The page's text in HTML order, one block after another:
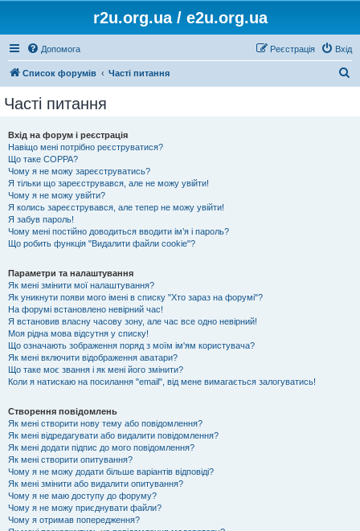
r2u.org.ua / e2u.org.ua
Допомога Вхід
Реєстрація
Список форумів Часті питання
Часті питання
Вхід на форум і реєстрація
Навіщо мені потрібно реєструватися?
Що таке COPPA?
Чому я не можу зареєструватись?
Я тільки що зареєструвався, але не можу увійти!
Чому я не можу увійти?
Я колись зареєструвався, але тепер не можу увійти!
Я забув пароль!
Чому мені постійно доводиться вводити ім’я і пароль?
Що робить функція "Видалити файли cookie"?
Параметри та налаштування
Як мені змінити мої налаштування?
Як уникнути появи мого імені в списку "Хто зараз на форумі"?
На форумі встановлено невірний час!
Я встановив власну часову зону, але час все одно невірний!
Моя рідна мова відсутня у списку!
Що означають зображення поряд з моїм ім'ям користувача?
Як мені включити відображення аватари?
Що таке моє звання і як мені його змінити?
Коли я натискаю на посилання "email", від мене вимагається залогуватись!
Створення повідомлень
Як мені створити нову тему або повідомлення?
Як мені відредагувати або видалити повідомлення?
Як мені додати підпис до мого повідомлення?
Як мені створити опитування?
Чому я не можу додати більше варіантів відповіді?
Як мені змінити або видалити опитування?
Чому я не маю доступу до форуму?
Чому я не можу приєднувати файли?
Чому я отримав попередження?